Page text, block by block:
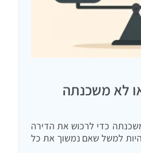
לא משכנתה
כדי לרכוש את הדירה
להיות למשל שאם נמשוך את כל